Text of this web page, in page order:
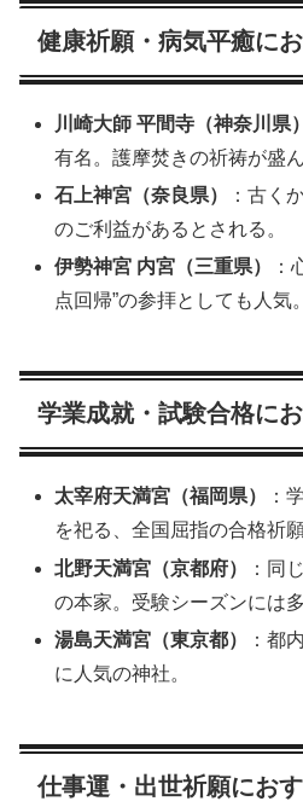
健康祈願・病気平癒に
川崎大師 平間寺（神奈川県）
有名。護摩焚きの祈祷が盛ん
石上神宮（奈良県）
：古く
のご利益があるとされる。
伊勢神宮 内宮（三重県）
：
点回帰”の参拝としても人気。
学業成就・試験合格に
太宰府天満宮（福岡県）
：
を祀る、全国屈指の合格祈
北野天満宮（京都府）
：同
の本家。受験シーズンには
湯島天満宮（東京都）
：都
に人気の神社。
仕事運・出世祈願にお